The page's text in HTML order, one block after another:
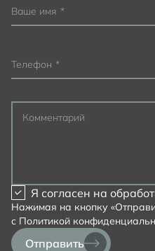
Ваше имя *
Телефон *
Комментарий
Я согласен на
Нажимая на кнопку
с Политикой
Отправить